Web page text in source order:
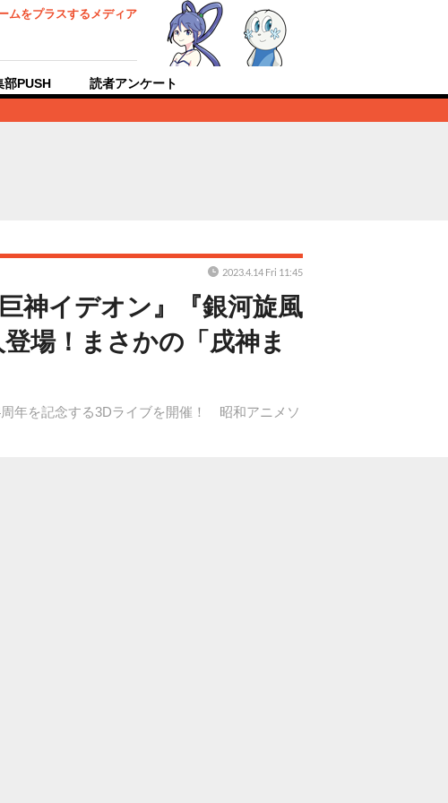
ムをプラスするメディア
部PUSH 読者アンケート
神イデオン』『銀河旋風
場！まさかの「戌神ま
年を記念する3Dライブを開催！ 昭和アニメソ
2023.4.14 Fri 11:45